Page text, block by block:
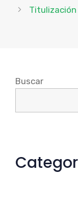
Titulización
Buscar